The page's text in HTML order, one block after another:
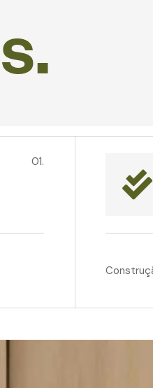
s.
01.